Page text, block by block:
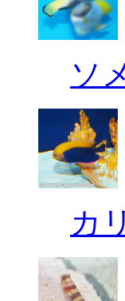
ソ
カ